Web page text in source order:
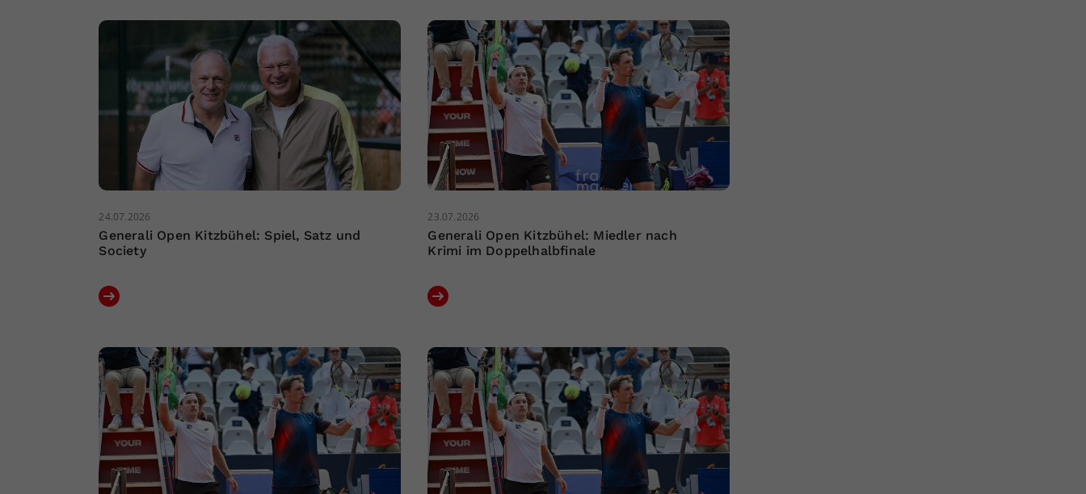
24.07.2026
Generali Open Kitzbühel: Spiel, Satz und
Society
23.07.2026
Generali Open Kitzbühel: Miedler nach
Krimi im Doppelhalbfinale